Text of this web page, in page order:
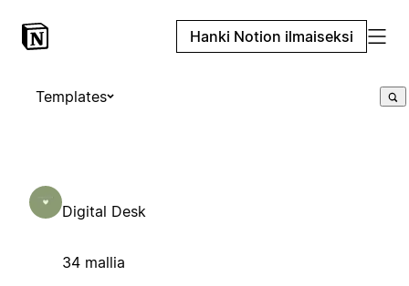
Hanki Notion ilmaiseksi
Templates
Digital Desk
34 mallia